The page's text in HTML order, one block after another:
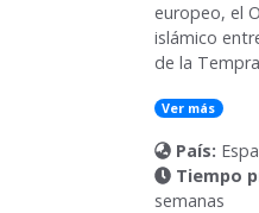
europeo, el
islámico
de la
Ver más
País:
Tiempo
semanas